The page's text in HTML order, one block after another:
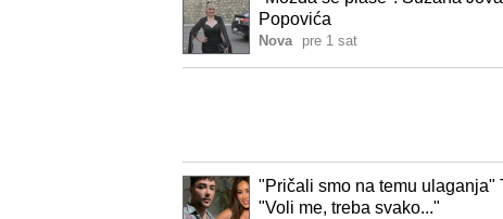
Popovića
Nova pre 1 sat
"Pričali smo na temu ulaganja"
"Voli me, treba svako..."